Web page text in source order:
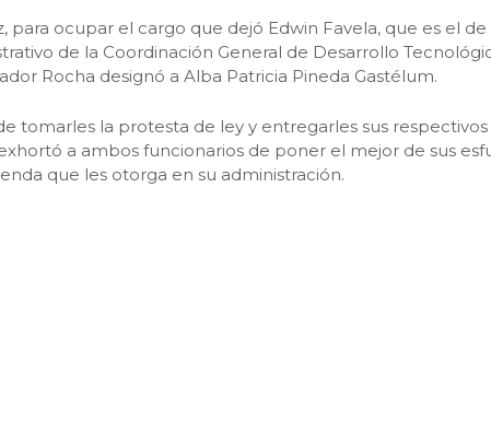
para ocupar el cargo que dejó Edwin Favela, que es el
de la Coordinación General de Desarrollo
Rocha designó a Alba Patricia Pineda Gastélum.
tomarles la protesta de ley y entregarles sus
a ambos funcionarios de poner el mejor de sus
que les otorga en su administración.